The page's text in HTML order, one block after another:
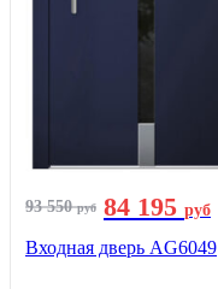
93 550руб 84 195 руб
Входная дверь AG6049